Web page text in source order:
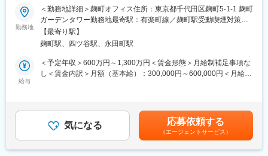
◇外貨建融資や外国為替、貿易金融、海外進出支援などの実務経
験を通じて、国際業務領域の専門性を高められます。
◇将来的には、本部におけるスペシャリストとしてのキャリアに
加え、海外現地法人などの海外拠点での活躍や、国際戦略・海外
■魅力
◇当社グループには約50万社の法人のお客さまがいらっしゃり、
うち約3万社と多くのお客さまが海外に進出をされています。国内
外におけるお客さまのサポートを通じ、様々な経験を積めます。
◇現在は、資本の本格活用フェーズと位置付けており、海外ネッ
・次世代決済インフラ・サービス構築への挑戦
・金融業界をグローバルに取り巻く最新技術に着眼し、新たな価
値創出につなげる
【主な役割】
・PJ Faro、PJ Agora、Global Layer1等海外関連PJの推進担当者
4）当行を代表しての国際会議参加（議事録の作成含む）
5）海外動向のインテリジェンス獲得
勤務地
＜勤務地詳細＞麹町オフィス住所：東京都千代田区麹町5-1-1 麹町
ガーデンタワー勤務地最寄駅：有楽町線／麹町駅受動喫煙対策：
屋内全面禁煙変更の範囲：会社の定める事業所（リモートワーク
含む）
【最寄り駅】
麹町駅、四ツ谷駅、永田町駅
給与
＜予定年収＞600万円～1,300万円＜賃金形態＞月給制補足事項な
し＜賃金内訳＞月額（基本給）：300,000円～600,000円＜月給＞
であり、選考を通じて上下する可能性があります。月給(月額)は固
定手当を含めた表記です。
気になる 応募依頼する
（エージェントサービス）